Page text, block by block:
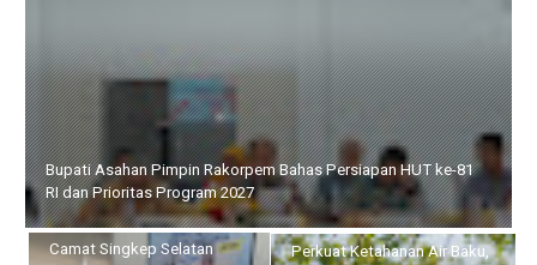
Bupati Asahan Pimpin Rakorpem Bahas Persiapan HUT ke-81 RI
dan Prioritas Program 2027
Camat Singkep Selatan
Perkuat Ketahanan Air